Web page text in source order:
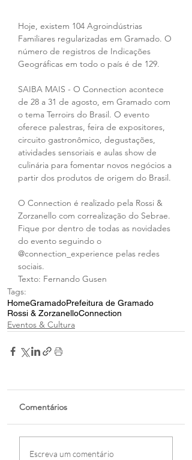
Hoje, existem 104 Agroindústrias
Familiares regularizadas em Gramado. O
número de registros de Indicações
Geográficas em todo o país é de 129.
SAIBA MAIS - O Connection acontece
de 28 a 31 de agosto, em Gramado com
o tema Terroirs do Brasil. O evento
oferece palestras, feira de expositores,
circuito gastronômico, degustações,
atividades sensoriais e aulas show de
culinária para fomentar novos negócios a
partir dos produtos de origem do Brasil.
O Connection é realizado pela Rossi &
Zorzanello com correalização do Sebrae.
Fique por dentro de todas as novidades
do evento seguindo o
@connection_experience pelas redes
sociais.
Texto: Fernando Gusen
Tags:
HomeGramadoPrefeitura de Gramado
Rossi & ZorzanelloConnection
Eventos & Cultura
Comentários
Escreva um comentário